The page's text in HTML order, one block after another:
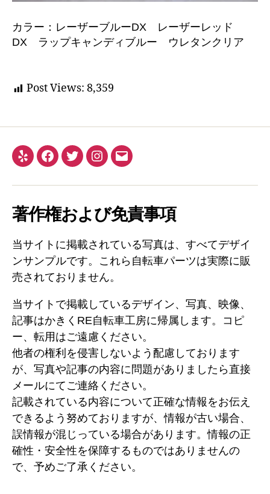
カラー：レーザーブルーDX レーザーレッド
DX ラップキャンディブルー ウレタンクリア
Post Views: 8,359
Yelp Facebook
TwitterInstagram
メ
著作権および免責事項
当サイトに掲載されている写真は、すべてデザイ
ンサンプルです。これら自転車パーツは実際に販
売されておりません。
当サイトで掲載しているデザイン、写真、映像、
記事はかきくRE自転車工房に帰属します。コピ
ー、転用はご遠慮ください。
他者の権利を侵害しないよう配慮しております
が、写真や記事の内容に問題がありましたら直接
メールにてご連絡ください。
記載されている内容について正確な情報をお伝え
できるよう努めておりますが、情報が古い場合、
誤情報が混じっている場合があります。情報の正
確性・安全性を保障するものではありませんの
で、予めご了承ください。